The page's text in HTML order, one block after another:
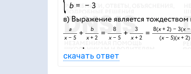
скачать ответ